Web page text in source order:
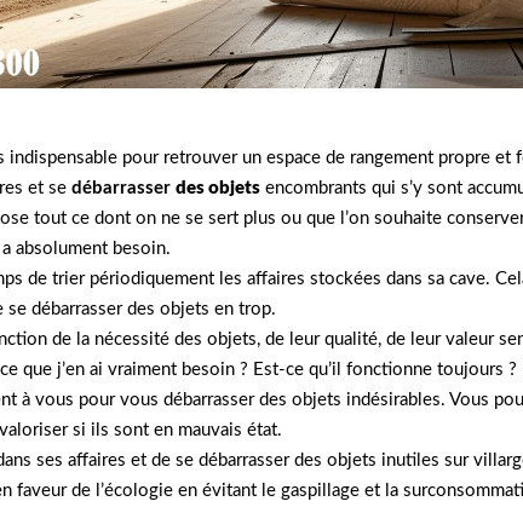
indispensable pour retrouver un espace de rangement propre
et se débarrasser des objets encombrants qui s’y sont
tout ce dont on ne se sert plus ou que l’on souhaite
absolument besoin.
de trier périodiquement les affaires stockées dans sa cave.
débarrasser des objets en trop.
de la nécessité des objets, de leur qualité, de leur valeur
que j’en ai vraiment besoin ? Est-ce qu’il fonctionne toujours ?
à vous pour vous débarrasser des objets indésirables. Vous
si ils sont en mauvais état.
ses affaires et de se débarrasser des objets inutiles sur
faveur de l’écologie en évitant le gaspillage et la